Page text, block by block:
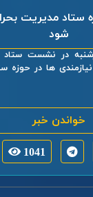
ستاد مدیریت
شود
در نشست
ها در حوزه
خواندن خبر
1041